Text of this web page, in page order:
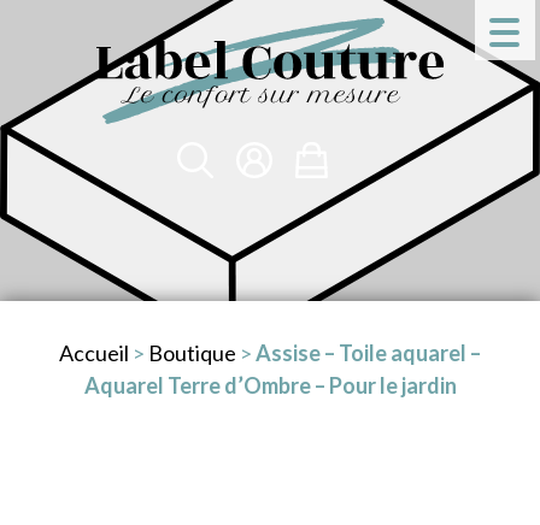
Accueil > Boutique >Assise – Toile aquarel –
Aquarel Terre d’Ombre – Pour le jardin